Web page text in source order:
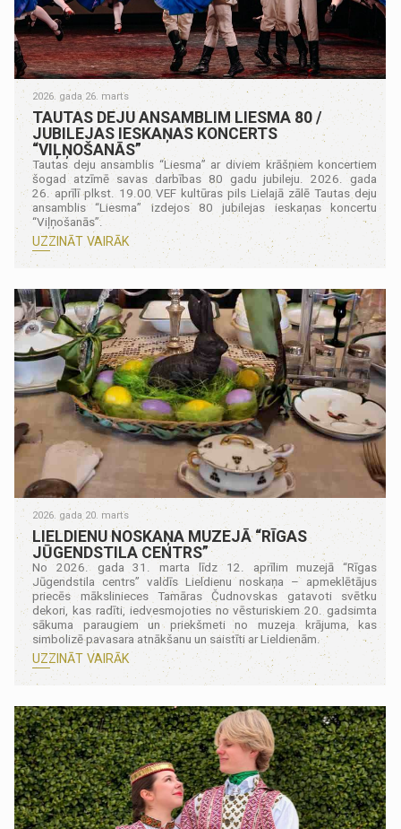
2026. gada 26. marts
TAUTAS DEJU ANSAMBLIM LIESMA 80 /
JUBILEJAS IESKAŅAS KONCERTS
“VIĻŅOŠANĀS”
Tautas deju ansamblis “Liesma” ar diviem krāšņiem koncertiem
šogad atzīmē savas darbības 80 gadu jubileju. 2026. gada
26. aprīlī plkst. 19.00 VEF kultūras pils Lielajā zālē Tautas deju
ansamblis “Liesma” izdejos 80 jubilejas ieskaņas koncertu
“Viļņošanās”.
UZZINĀT VAIRĀK
2026. gada 20. marts
LIELDIENU NOSKAŅA MUZEJĀ “RĪGAS
JŪGENDSTILA CENTRS”
No 2026. gada 31. marta līdz 12. aprīlim muzejā “Rīgas
Jūgendstila centrs” valdīs Lieldienu noskaņa – apmeklētājus
priecēs mākslinieces Tamāras Čudnovskas gatavoti svētku
dekori, kas radīti, iedvesmojoties no vēsturiskiem 20. gadsimta
sākuma paraugiem un priekšmeti no muzeja krājuma, kas
simbolizē pavasara atnākšanu un saistīti ar Lieldienām.
UZZINĀT VAIRĀK